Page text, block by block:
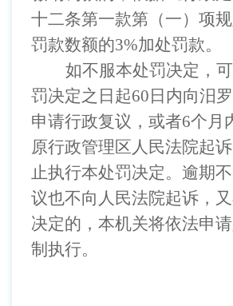
十二条第一款第（一）项
罚款数额的3%加处罚款。
如不服本处罚决定，
罚决定之日起60 日内向汨
申请行政复议，或者6个月
原行政管理区人民法院起
止执行本处罚决定。逾期
议也不向人民法院起诉，
决定的，本机关将依法申
制执行。